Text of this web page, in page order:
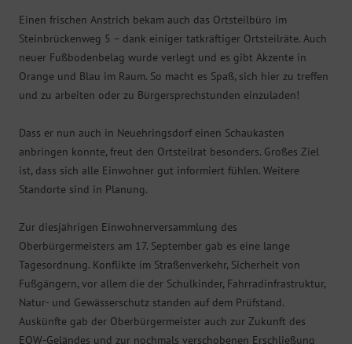
Einen frischen Anstrich bekam auch das Ortsteilbüro im
Steinbrückenweg 5 – dank einiger tatkräftiger Ortsteilräte. Auch
neuer Fußbodenbelag wurde verlegt und es gibt Akzente in
Orange und Blau im Raum. So macht es Spaß, sich hier zu treffen
und zu arbeiten oder zu Bürgersprechstunden einzuladen!
Dass er nun auch in Neuehringsdorf einen Schaukasten
anbringen konnte, freut den Ortsteilrat besonders. Großes Ziel
ist, dass sich alle Einwohner gut informiert fühlen. Weitere
Standorte sind in Planung.
Zur diesjährigen Einwohnerversammlung des
Oberbürgermeisters am 17. September gab es eine lange
Tagesordnung. Konflikte im Straßenverkehr, Sicherheit von
Fußgängern, vor allem die der Schulkinder, Fahrradinfrastruktur,
Natur- und Gewässerschutz standen auf dem Prüfstand.
Auskünfte gab der Oberbürgermeister auch zur Zukunft des
EOW-Geländes und zur nochmals verschobenen Erschließung